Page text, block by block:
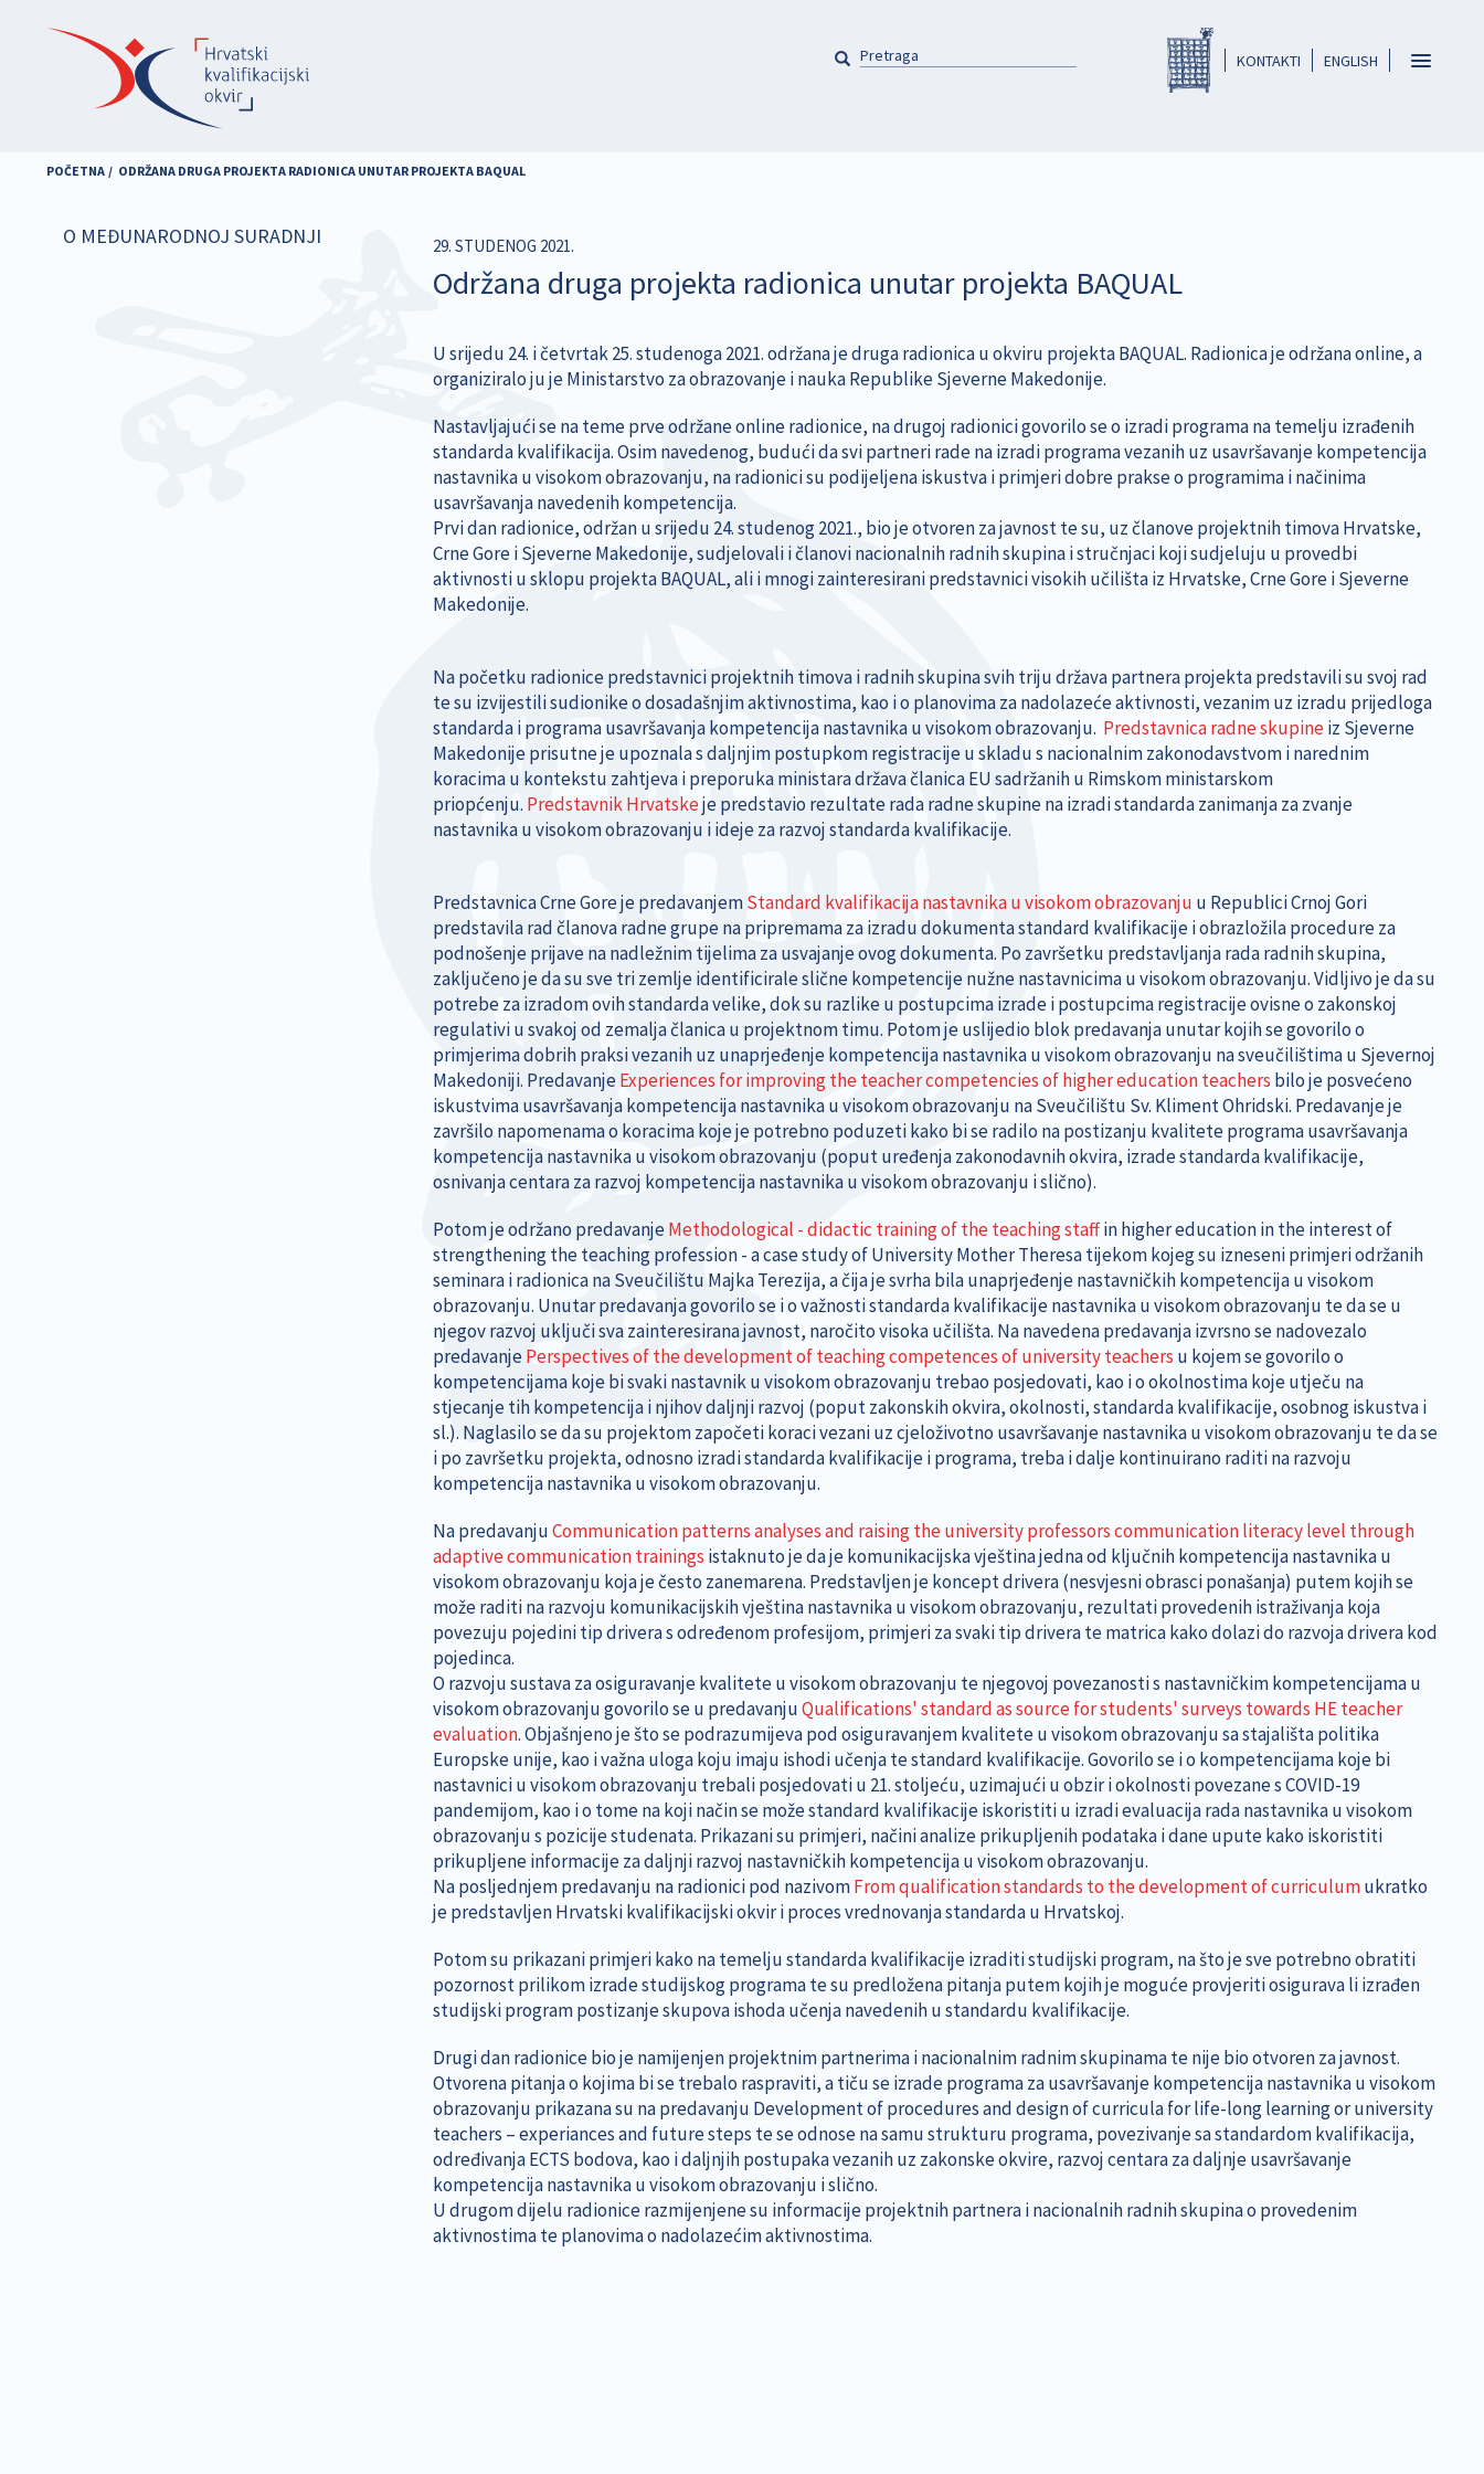
ENGLISH
headerKONTAKTI
PRETRAGA
Toggle
POČETNA ODRŽANA DRUGA PROJEKTA RADIONICA UNUTAR PROJEKTA BAQUAL
O MEĐUNARODNOJ SURADNJI 29. STUDENOG 2021.
Održana druga projekta radionica unutar projekta BAQUAL
U srijedu 24. i četvrtak 25. studenoga 2021. održana je druga radionica u okviru projekta BAQUAL. Radionica je održana online, a
organiziralo ju je Ministarstvo za obrazovanje i nauka Republike Sjeverne Makedonije.
Nastavljajući se na teme prve održane online radionice, na drugoj radionici govorilo se o izradi programa na temelju izrađenih
standarda kvalifikacija. Osim navedenog, budući da svi partneri rade na izradi programa vezanih uz usavršavanje kompetencija
nastavnika u visokom obrazovanju, na radionici su podijeljena iskustva i primjeri dobre prakse o programima i načinima
usavršavanja navedenih kompetencija.
Prvi dan radionice, održan u srijedu 24. studenog 2021., bio je otvoren za javnost te su, uz članove projektnih timova Hrvatske,
Crne Gore i Sjeverne Makedonije, sudjelovali i članovi nacionalnih radnih skupina i stručnjaci koji sudjeluju u provedbi
aktivnosti u sklopu projekta BAQUAL, ali i mnogi zainteresirani predstavnici visokih učilišta iz Hrvatske, Crne Gore i Sjeverne
Makedonije.
Na početku radionice predstavnici projektnih timova i radnih skupina svih triju država partnera projekta predstavili su svoj rad
te su izvijestili sudionike o dosadašnjim aktivnostima, kao i o planovima za nadolazeće aktivnosti, vezanim uz izradu prijedloga
standarda i programa usavršavanja kompetencija nastavnika u visokom obrazovanju. Predstavnica radne skupineiz Sjeverne
Makedonije prisutne je upoznala s daljnjim postupkom registracije u skladu s nacionalnim zakonodavstvom i narednim
koracima u kontekstu zahtjeva i preporuka ministara država članica EU sadržanih u Rimskom ministarskom
priopćenju. Predstavnik Hrvatskeje predstavio rezultate rada radne skupine na izradi standarda zanimanja za zvanje
nastavnika u visokom obrazovanju i ideje za razvoj standarda kvalifikacije.
Predstavnica Crne Gore je predavanjemStandard kvalifikacija nastavnika u visokom obrazovanju u Republici Crnoj Gori
predstavila rad članova radne grupe na pripremama za izradu dokumenta standard kvalifikacije i obrazložila procedure za
podnošenje prijave na nadležnim tijelima za usvajanje ovog dokumenta. Po završetku predstavljanja rada radnih skupina,
zaključeno je da su sve tri zemlje identificirale slične kompetencije nužne nastavnicima u visokom obrazovanju. Vidljivo je da su
potrebe za izradom ovih standarda velike, dok su razlike u postupcima izrade i postupcima registracije ovisne o zakonskoj
regulativi u svakoj od zemalja članica u projektnom timu. Potom je uslijedio blok predavanja unutar kojih se govorilo o
primjerima dobrih praksi vezanih uz unaprjeđenje kompetencija nastavnika u visokom obrazovanju na sveučilištima u Sjevernoj
Makedoniji. PredavanjeExperiences for improving the teacher competencies of higher education teachers bilo je posvećeno
iskustvima usavršavanja kompetencija nastavnika u visokom obrazovanju na Sveučilištu Sv. Kliment Ohridski. Predavanje je
završilo napomenama o koracima koje je potrebno poduzeti kako bi se radilo na postizanju kvalitete programa usavršavanja
kompetencija nastavnika u visokom obrazovanju (poput uređenja zakonodavnih okvira, izrade standarda kvalifikacije,
osnivanja centara za razvoj kompetencija nastavnika u visokom obrazovanju i slično).
Potom je održano predavanjeMethodological - didactic training of the teaching staffin higher education in the interest of
strengthening the teaching profession - a case study of University Mother Theresa tijekom kojeg su izneseni primjeri održanih
seminara i radionica na Sveučilištu Majka Terezija, a čija je svrha bila unaprjeđenje nastavničkih kompetencija u visokom
obrazovanju. Unutar predavanja govorilo se i o važnosti standarda kvalifikacije nastavnika u visokom obrazovanju te da se u
njegov razvoj uključi sva zainteresirana javnost, naročito visoka učilišta. Na navedena predavanja izvrsno se nadovezalo
predavanjePerspectives of the development of teaching competences of university teachers u kojem se govorilo o
kompetencijama koje bi svaki nastavnik u visokom obrazovanju trebao posjedovati, kao i o okolnostima koje utječu na
stjecanje tih kompetencija i njihov daljnji razvoj (poput zakonskih okvira, okolnosti, standarda kvalifikacije, osobnog iskustva i
sl.). Naglasilo se da su projektom započeti koraci vezani uz cjeloživotno usavršavanje nastavnika u visokom obrazovanju te da se
i po završetku projekta, odnosno izradi standarda kvalifikacije i programa, treba i dalje kontinuirano raditi na razvoju
kompetencija nastavnika u visokom obrazovanju.
Na predavanjuCommunication patterns analyses and raising the university professors communication literacy level through
adaptive communication trainings istaknuto je da je komunikacijska vještina jedna od ključnih kompetencija nastavnika u
visokom obrazovanju koja je često zanemarena. Predstavljen je koncept drivera (nesvjesni obrasci ponašanja) putem kojih se
može raditi na razvoju komunikacijskih vještina nastavnika u visokom obrazovanju, rezultati provedenih istraživanja koja
povezuju pojedini tip drivera s određenom profesijom, primjeri za svaki tip drivera te matrica kako dolazi do razvoja drivera kod
pojedinca.
O razvoju sustava za osiguravanje kvalitete u visokom obrazovanju te njegovoj povezanosti s nastavničkim kompetencijama u
visokom obrazovanju govorilo se u predavanjuQualifications' standard as source for students' surveys towards HE teacher
evaluation. Objašnjeno je što se podrazumijeva pod osiguravanjem kvalitete u visokom obrazovanju sa stajališta politika
Europske unije, kao i važna uloga koju imaju ishodi učenja te standard kvalifikacije. Govorilo se i o kompetencijama koje bi
nastavnici u visokom obrazovanju trebali posjedovati u 21. stoljeću, uzimajući u obzir i okolnosti povezane s COVID-19
pandemijom, kao i o tome na koji način se može standard kvalifikacije iskoristiti u izradi evaluacija rada nastavnika u visokom
obrazovanju s pozicije studenata. Prikazani su primjeri, načini analize prikupljenih podataka i dane upute kako iskoristiti
prikupljene informacije za daljnji razvoj nastavničkih kompetencija u visokom obrazovanju.
Na posljednjem predavanju na radionici pod nazivomFrom qualification standards to the development of curriculumukratko
je predstavljen Hrvatski kvalifikacijski okvir i proces vrednovanja standarda u Hrvatskoj.
Potom su prikazani primjeri kako na temelju standarda kvalifikacije izraditi studijski program, na što je sve potrebno obratiti
pozornost prilikom izrade studijskog programa te su predložena pitanja putem kojih je moguće provjeriti osigurava li izrađen
studijski program postizanje skupova ishoda učenja navedenih u standardu kvalifikacije.
Drugi dan radionice bio je namijenjen projektnim partnerima i nacionalnim radnim skupinama te nije bio otvoren za javnost.
Otvorena pitanja o kojima bi se trebalo raspraviti, a tiču se izrade programa za usavršavanje kompetencija nastavnika u visokom
obrazovanju prikazana su na predavanju Development of procedures and design of curricula for life-long learning or university
teachers – experiances and future steps te se odnose na samu strukturu programa, povezivanje sa standardom kvalifikacija,
određivanja ECTS bodova, kao i daljnjih postupaka vezanih uz zakonske okvire, razvoj centara za daljnje usavršavanje
kompetencija nastavnika u visokom obrazovanju i slično.
U drugom dijelu radionice razmijenjene su informacije projektnih partnera i nacionalnih radnih skupina o provedenim
aktivnostima te planovima o nadolazećim aktivnostima.